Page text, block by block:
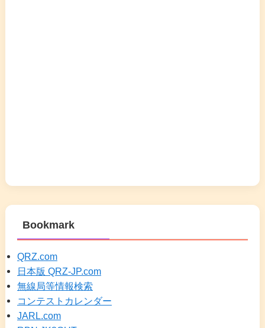
Bookmark
QRZ.com
日本版 QRZ-JP.com
無線局等情報検索
コンテストカレンダー
JARL.com